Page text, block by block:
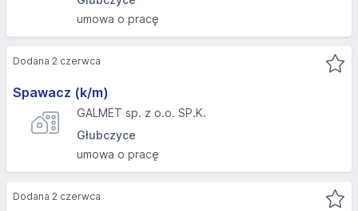
umowa o pracę
Spawacz (k/m)
GALMET sp. z o.o. SP.K.
Głubczyce
umowa o pracę
Dodana 2 czerwca
Dodana 2 czerwca